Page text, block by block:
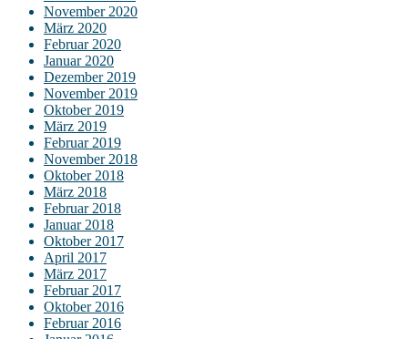
November 2020
März 2020
Februar 2020
Januar 2020
Dezember 2019
November 2019
Oktober 2019
März 2019
Februar 2019
November 2018
Oktober 2018
März 2018
Februar 2018
Januar 2018
Oktober 2017
April 2017
März 2017
Februar 2017
Oktober 2016
Februar 2016